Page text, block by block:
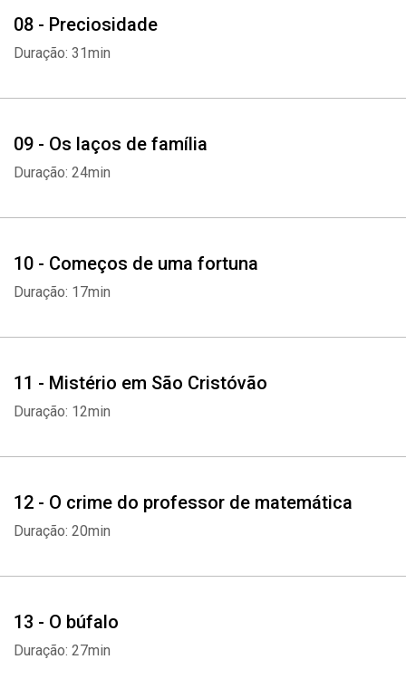
08 - Preciosidade
Duração: 31min
09 - Os laços de família
Duração: 24min
10 - Começos de uma fortuna
Duração: 17min
11 - Mistério em São Cristóvão
Duração: 12min
12 - O crime do professor de matemática
Duração: 20min
13 - O búfalo
Duração: 27min